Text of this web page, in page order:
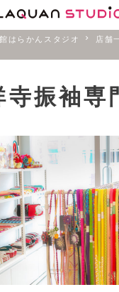
はらかんスタジオ 店舗
寺振袖専